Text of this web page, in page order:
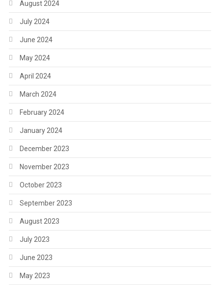
August 2024
July 2024
June 2024
May 2024
April 2024
March 2024
February 2024
January 2024
December 2023
November 2023
October 2023
September 2023
August 2023
July 2023
June 2023
May 2023